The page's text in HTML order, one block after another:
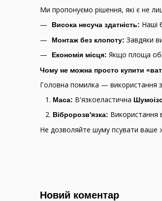
Ми пропонуємо рішення, які є не
Висока несуча здатність: Наші
Монтаж без клопоту: Завдяки
Економія місця: Якщо площа
Чому не можна просто купити
Головна помилка — використання
Маса: В'язкоеластична
Вібророзв'язка: Використання
Не дозволяйте шуму псувати ваше
Новий коментар